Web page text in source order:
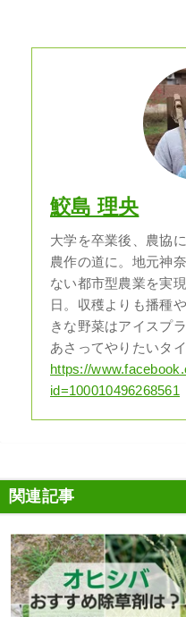
鮫島 理央
大学を卒業後、農協
農作の道に。地元神
ない都市型農業を実
日。収穫よりも播種
きな野菜はアイスプ
あさってやりたいタイ
https://
id=100010496268561
関連記事